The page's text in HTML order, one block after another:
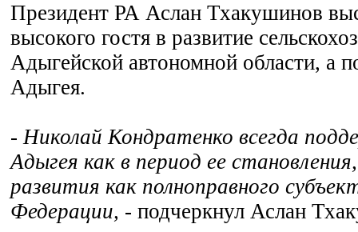
Президент РА Аслан Тхакушинов
высокого гостя в развитие
Адыгейской автономной области, а
Адыгея.
- Николай Кондратенко всегда
Адыгея как в период ее
развития как полноправного
Федерации, - подчеркнул Аслан